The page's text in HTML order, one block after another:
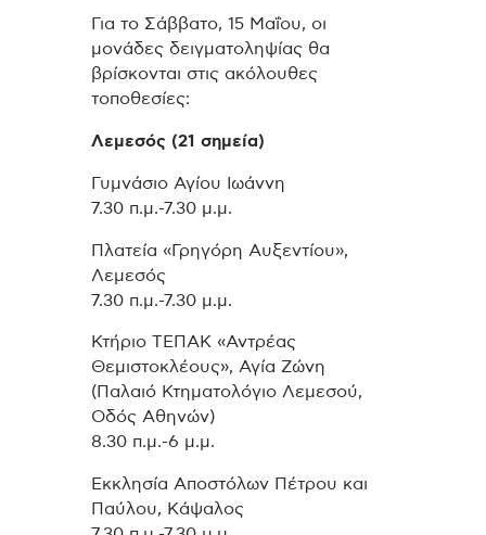
Για το Σάββατο, 15 Μαΐου, οι
μονάδες δειγματοληψίας θα
βρίσκονται στις ακόλουθες
τοποθεσίες:
Λεμεσός (21 σημεία)
Γυμνάσιο Αγίου Ιωάννη
7.30 π.μ.-7.30 μ.μ.
Πλατεία «Γρηγόρη Αυξεντίου»,
Λεμεσός
7.30 π.μ.-7.30 μ.μ.
Κτήριο ΤΕΠΑΚ «Αντρέας
Θεμιστοκλέους», Αγία Ζώνη
(Παλαιό Κτηματολόγιο Λεμεσού,
Οδός Αθηνών)
8.30 π.μ.-6 μ.μ.
Εκκλησία Αποστόλων Πέτρου και
Παύλου, Κάψαλος